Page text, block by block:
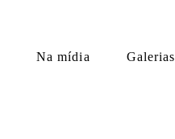
Na mídia Galerias